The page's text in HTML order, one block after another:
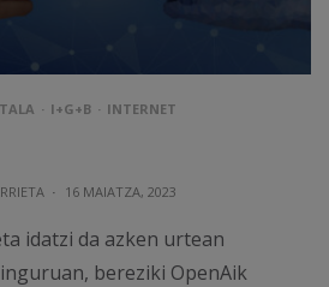
I+G+B INTERNET
· 16 MAIATZA, 2023
idatzi da azken urtean
bereziki OpenAik